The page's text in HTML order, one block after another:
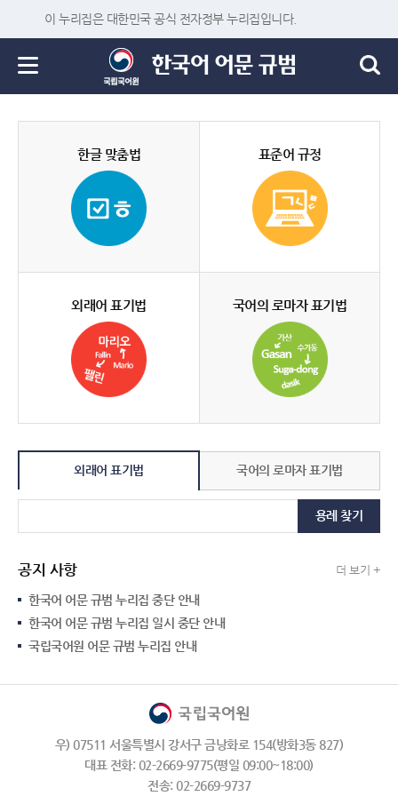
이 누리집은 대한민국 공식 전자정부 누리집입니다.
한글 맞춤법 표준어 규정
외래어 표기법 국어의 로마자 표기법
외래어 표기법 국어의 로마자 표기법
용례 찾기
공지 사항 더 보기 +
한국어 어문 규범 누리집 중단 안내
한국어 어문 규범 누리집 일시 중단 안내
국립국어원 어문 규범 누리집 안내
우) 07511 서울특별시 강서구 금낭화로 154(방화3동 827)
대표 전화: 02-2669-9775(평일 09:00~18:00)
전송: 02-2669-9737